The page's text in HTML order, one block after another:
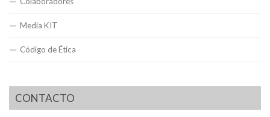
Media KIT
Código de Ética
CONTACTO